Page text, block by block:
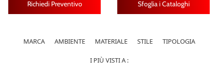
Richiedi Preventivo Sfoglia i Cataloghi
MARCA AMBIENTE MATERIALE STILE TIPOLOGIA
I PIÙ VISTI A :